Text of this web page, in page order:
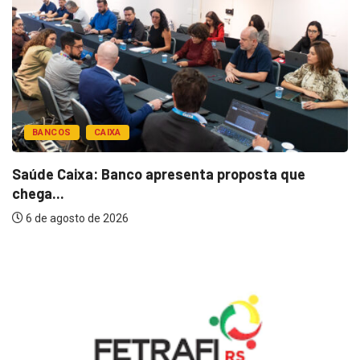
BANCOS CAIXA
Saúde Caixa: Banco apresenta proposta que
chega...
6 de agosto de 2026